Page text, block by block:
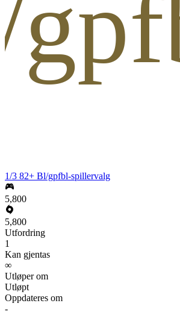
1/3 82+ Bl/gpfbl-spillervalg
5,800
5,800
Utfordring
1
Kan gjentas
∞
Utløper om
Utløpt
Oppdateres om
-